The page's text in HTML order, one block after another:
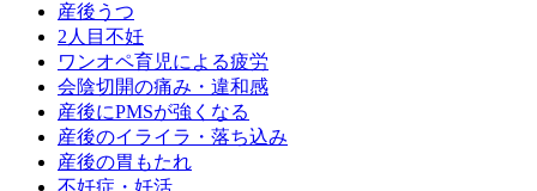
産後うつ
2人目不妊
ワンオペ育児による疲労
会陰切開の痛み・違和感
産後にPMSが強くなる
産後のイライラ・落ち込み
産後の胃もたれ